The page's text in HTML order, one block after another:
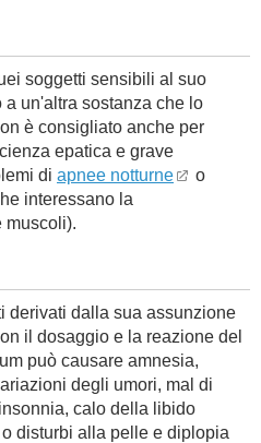
soggetti sensibili al suo
a un'altra sostanza che lo
è consigliato anche per
epatica e grave
di apnee notturne
o
interessano la
muscoli).
derivati dalla sua assunzione
il dosaggio e la reazione del
può causare amnesia,
degli umori, mal di
calo della libido
disturbi alla pelle e diplopia